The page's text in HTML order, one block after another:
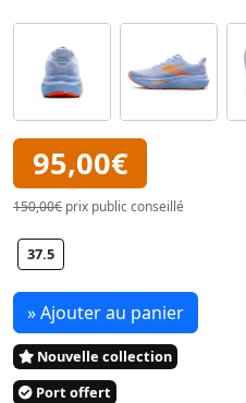
95,00€
150,00€ prix public conseillé
37.5
» Ajouter au panier
Nouvelle collection
Port offert